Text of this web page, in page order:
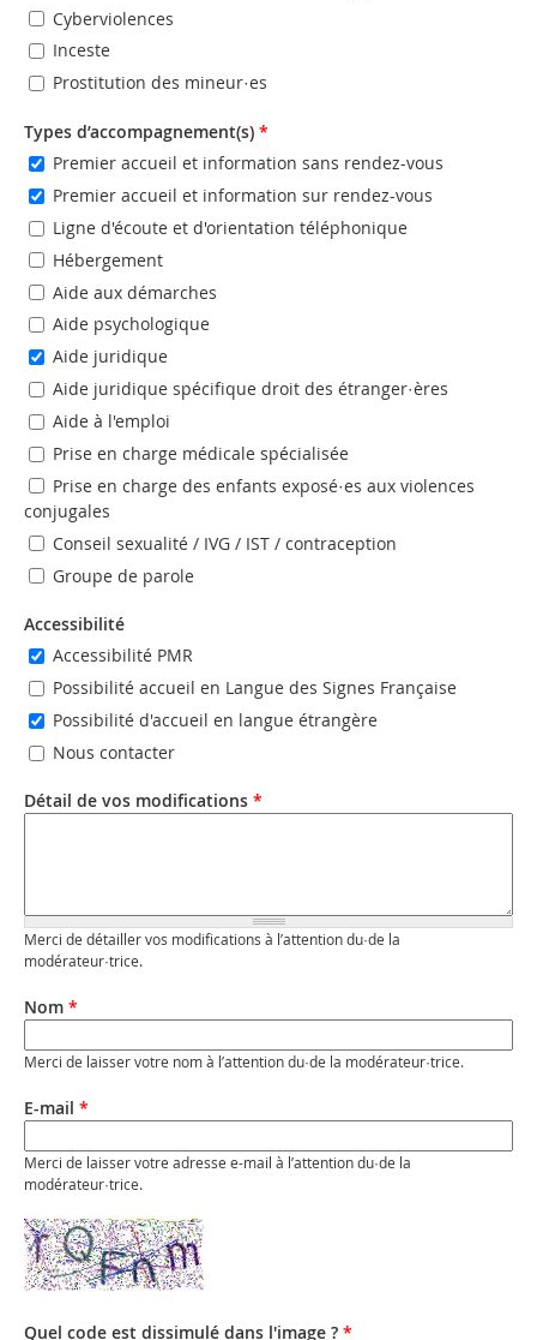
Cyberviolences
Inceste
Prostitution des mineur·es
Types d’accompagnement(s) *
Premier accueil et information sans rendez-vous
Premier accueil et information sur rendez-vous
Ligne d'écoute et d'orientation téléphonique
Hébergement
Aide aux démarches
Aide psychologique
Aide juridique
Aide juridique spécifique droit des étranger·ères
Aide à l'emploi
Prise en charge médicale spécialisée
Prise en charge des enfants exposé·es aux violences
conjugales
Conseil sexualité / IVG / IST / contraception
Groupe de parole
Accessibilité
Accessibilité PMR
Possibilité accueil en Langue des Signes Française
Possibilité d'accueil en langue étrangère
Nous contacter
Détail de vos modifications *
Merci de détailler vos modifications à l’attention du·de la
modérateur·trice.
Nom *
Merci de laisser votre nom à l’attention du·de la modérateur·trice.
E-mail *
Merci de laisser votre adresse e-mail à l’attention du·de la
modérateur·trice.
Quel code est dissimulé dans l'image ? *